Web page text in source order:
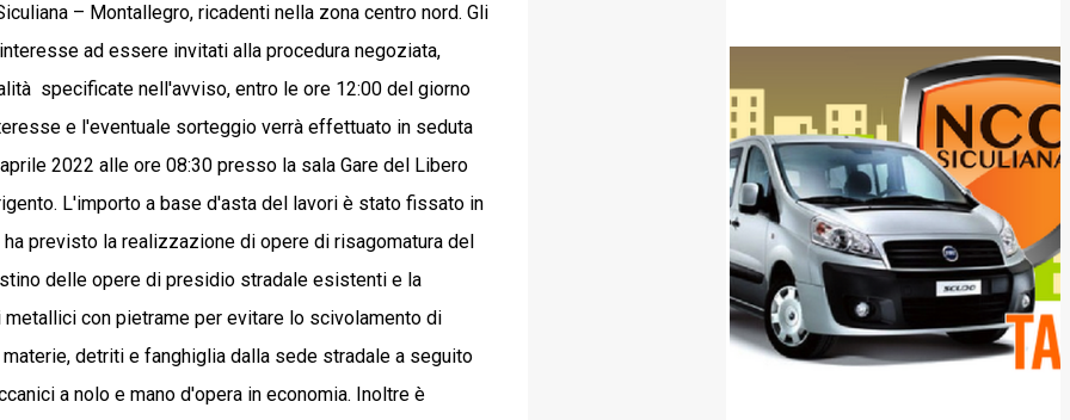
– Montallegro, ricadenti nella zona centro nord. Gli
ad essere invitati alla procedura negoziata,
specificate nell'avviso, entro le ore 12:00 del giorno
e l'eventuale sorteggio verrà effettuato in seduta
2022 alle ore 08:30 presso la sala Gare del Libero
L'importo a base d'asta del lavori è stato fissato in
previsto la realizzazione di opere di risagomatura del
delle opere di presidio stradale esistenti e la
con pietrame per evitare lo scivolamento di
detriti e fanghiglia dalla sede stradale a seguito
a nolo e mano d'opera in economia. Inoltre è